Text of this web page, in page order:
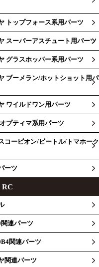
トップフォース系用パーツ
スーパーアスチュート用パーツ
グラスホッパー系用パーツ
ブーメラン/ホットショット用パ
ワイルドワン用パーツ
プティマ系用パーツ
コーピオン/ビートル/トマホーク
ーツ
RC
連パーツ
関連パーツ
関連パーツ